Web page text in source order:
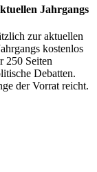
Jahrgangs
zur aktuellen
kostenlos
250 Seiten
Debatten.
der Vorrat reicht.